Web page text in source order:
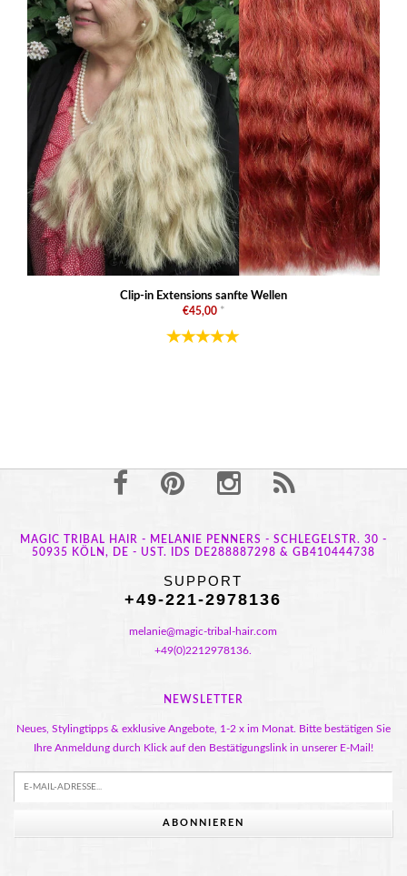
Clip-in Extensions sanfte Wellen
€45,00 *
MAGIC TRIBAL HAIR - MELANIE PENNERS - SCHLEGELSTR. 30 -
50935 KÖLN, DE - UST. IDS DE288887298 & GB410444738
SUPPORT
+49-221-2978136
melanie@magic-tribal-hair.com
+49(0)2212978136.
NEWSLETTER
Neues, Stylingtipps & exklusive Angebote, 1-2 x im Monat. Bitte bestätigen Sie
Ihre Anmeldung durch Klick auf den Bestätigungslink in unserer E-Mail!
ABONNIEREN